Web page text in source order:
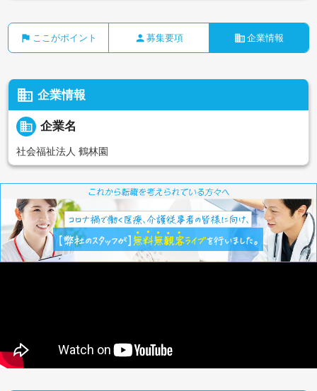
flag ここがポイント person 募集要項 business 企業情報
business 企業情報
business 企業名
社会福祉法人 鶴林園